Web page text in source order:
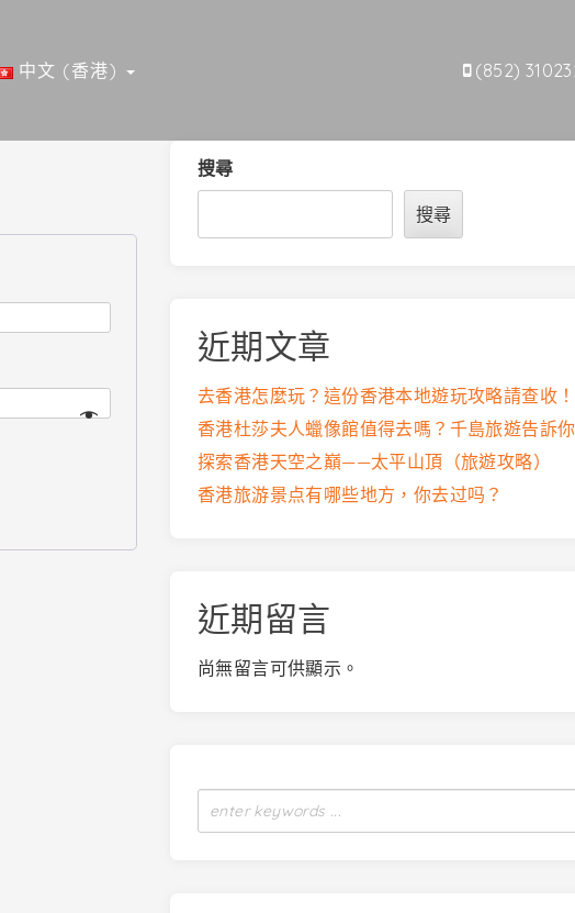
中文 (香港) (852)
搜尋
搜尋
近期文章
去香港怎麼玩？這份香港本地遊玩攻略請查收！
香港杜莎夫人蠟像館值得去嗎？千島旅遊告訴你
探索香港天空之巔——太平山頂（旅遊攻略）
香港旅游景点有哪些地方，你去过吗？
近期留言
尚無留言可供顯示。